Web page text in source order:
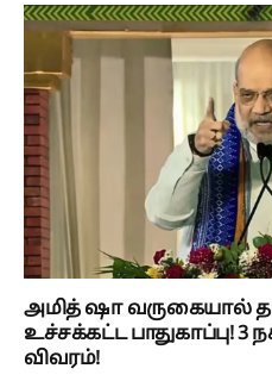
அமித் ஷா வருகையால்
உச்சக்கட்ட பாதுகாப்பு! 3
விவரம்!